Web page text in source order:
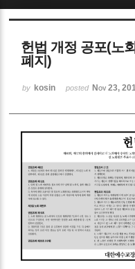
헌법 개정 공포(노
폐지)
by kosin posted Nov 23,